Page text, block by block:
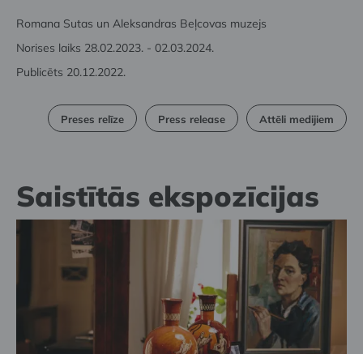
Romana Sutas un Aleksandras Beļcovas muzejs
Norises laiks 28.02.2023. - 02.03.2024.
Publicēts 20.12.2022.
Preses relīze Press release Attēli medijiem
Saistītās ekspozīcijas